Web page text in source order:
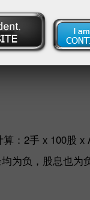
：2手 x 100股 x
为负，股息也为